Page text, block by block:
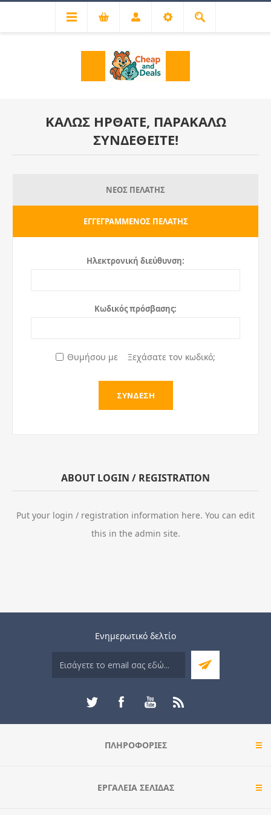
ΚΑΛΏΣ ΉΡΘΑΤΕ, ΠΑΡΑΚΑΛΏ
ΣΥΝΔΕΘΕΊΤΕ!
ΝΈΟΣ ΠΕΛΆΤΗΣ
ΕΓΓΕΓΡΑΜΜΈΝΟΣ ΠΕΛΆΤΗΣ
Ηλεκτρονική διεύθυνση:
Κωδικός πρόσβασης:
Θυμήσου με Ξεχάσατε τον κωδικό;
ABOUT LOGIN / REGISTRATION
Put your login / registration information here. You can edit
this in the admin site.
Ενημερωτικό δελτίο
ΠΛΗΡΟΦΟΡΊΕΣ
ΕΡΓΑΛΕΊΑ ΣΕΛΊΔΑΣ